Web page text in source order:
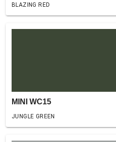
BLAZING RED
MINI WC15
JUNGLE GREEN